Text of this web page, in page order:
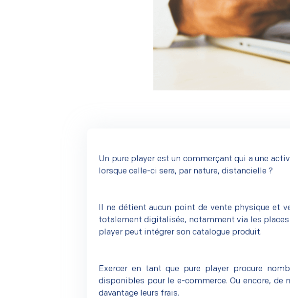
Un pure player est un commerçant qui a une
lorsque celle-ci sera, par nature, distancielle ?
Il ne détient aucun point de vente physique et
totalement digitalisée, notamment via les places
player peut intégrer son catalogue produit.
Exercer en tant que pure player procure
disponibles pour le e-commerce. Ou encore,
davantage leurs frais.